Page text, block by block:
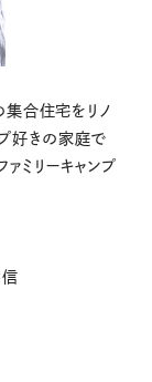
合住宅をリノ
好きの家庭で
ミリーキャンプ